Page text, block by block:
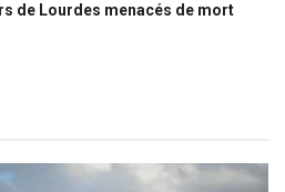
de Lourdes menacés de mort